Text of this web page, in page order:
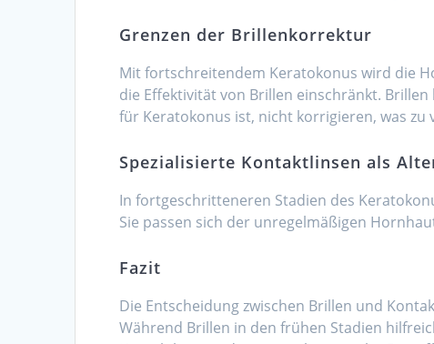
Grenzen der Brillenkorrektur
Mit fortschreitendem Keratokonus wird die
die Effektivität von Brillen einschränkt.
für Keratokonus ist, nicht korrigieren, was
Spezialisierte Kontaktlinsen als
In fortgeschritteneren Stadien des
Sie passen sich der unregelmäßigen
Fazit
Die Entscheidung zwischen Brillen und
Während Brillen in den frühen Stadien